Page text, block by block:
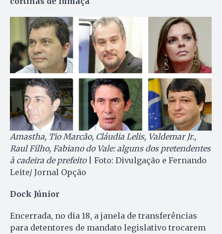
Amastha, Tio Marcão, Cláudia Lelis, Valdemar Jr.,
Raul Filho, Fabiano do Vale: alguns dos pretendentes
à cadeira de prefeito| Foto: Divulgação e Fernando
Leite/ Jornal Opção
Dock Júnior
Encerrada, no dia 18, a janela de transferências
para detentores de mandato legislativo trocarem